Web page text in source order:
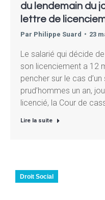
du lendemain du
lettre de
Par Philippe Suard 23
Le salarié qui décide
son licenciement a 12
pencher sur le cas
prud’hommes un an,
licencié, la Cour de
Lire la suite
Droit Social